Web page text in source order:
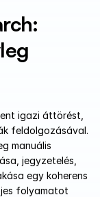
igazi áttörést,
feldolgozásával.
manuális
jegyzetelés,
egy koherens
folyamatot